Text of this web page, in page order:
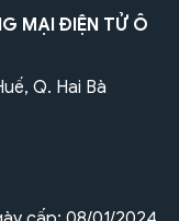
MẠI ĐIỆN TỬ Ô
Q. Hai Bà